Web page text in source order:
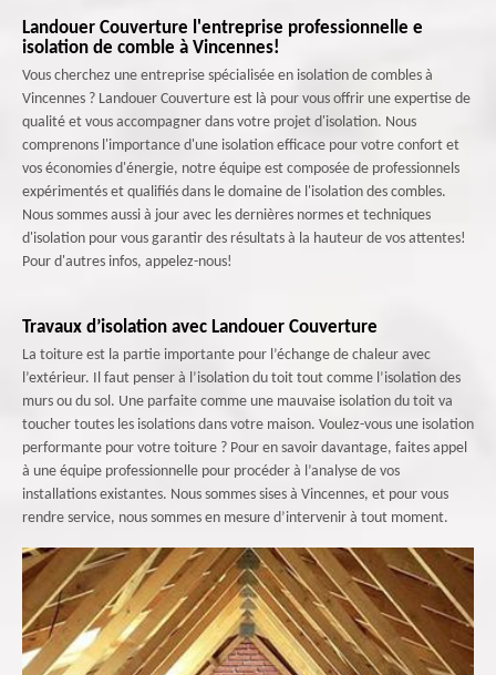
Landouer Couverture l'entreprise professionnelle e
isolation de comble à Vincennes!
Vous cherchez une entreprise spécialisée en isolation de combles à
Vincennes ? Landouer Couverture est là pour vous offrir une expertise de
qualité et vous accompagner dans votre projet d'isolation. Nous
comprenons l'importance d'une isolation efficace pour votre confort et
vos économies d'énergie, notre équipe est composée de professionnels
expérimentés et qualifiés dans le domaine de l'isolation des combles.
Nous sommes aussi à jour avec les dernières normes et techniques
d'isolation pour vous garantir des résultats à la hauteur de vos attentes!
Pour d'autres infos, appelez-nous!
Travaux d’isolation avec Landouer Couverture
La toiture est la partie importante pour l’échange de chaleur avec
l’extérieur. Il faut penser à l’isolation du toit tout comme l’isolation des
murs ou du sol. Une parfaite comme une mauvaise isolation du toit va
toucher toutes les isolations dans votre maison. Voulez-vous une isolation
performante pour votre toiture ? Pour en savoir davantage, faites appel
à une équipe professionnelle pour procéder à l’analyse de vos
installations existantes. Nous sommes sises à Vincennes, et pour vous
rendre service, nous sommes en mesure d’intervenir à tout moment.